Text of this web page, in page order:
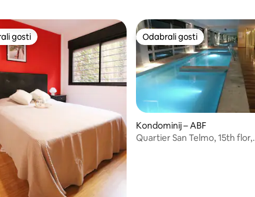
rangiranima s oznakom „Odabrali gosti”
gosti Odabrali gosti
Odabrali gosti
Kondominij – ABF
Quartier San Telmo, 15th flor,